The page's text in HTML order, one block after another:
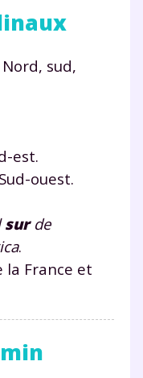
Nord, sud,
est.
ouest.
surde
.
la France et